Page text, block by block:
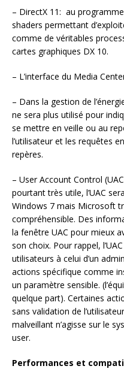
– DirectX 11: au programme
shaders permettant
comme de véritables
cartes graphiques DX 10.
– L’interface du Media
– Dans la gestion de
ne sera plus utilisé pour
se mettre en veille ou au
l’utilisateur et les requêtes
repères.
– User Account Control
pourtant très utile, l’UAC
Windows 7 mais Microsoft
compréhensible. Des
la fenêtre UAC pour mieux
son choix. Pour rappel,
utilisateurs à celui d’un
actions spécifique comme
un paramètre sensible.
quelque part). Certaines
sans validation de
malveillant n’agisse sur le
user.
Performances et